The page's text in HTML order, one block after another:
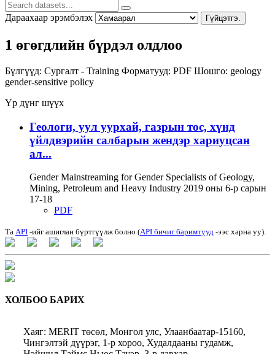
Дараахаар эрэмбэлэх Гүйцэтгэ.
1 өгөгдлийн бүрдэл олдлоо
Бүлгүүд: Сургалт - Training Форматууд: PDF Шошго: geology
gender-sensitive policy
Үр дүнг шүүх
Геологи, уул уурхай, газрын тос, хүнд
үйлдвэрийн салбарын жендэр хариуцсан
ал...
Gender Mainstreaming for Gender Specialists of Geology,
Mining, Petroleum and Heavy Industry 2019 оны 6-р сарын
17-18
PDF
Та API -ийг ашиглан бүртгүүлж болно (API бичиг баримтууд -ээс харна уу).
ХОЛБОО БАРИХ
Хаяг: MERIT төсөл, Монгол улс, Улаанбаатар-15160,
Чингэлтэй дүүрэг, 1-р хороо, Худалдааны гудамж,